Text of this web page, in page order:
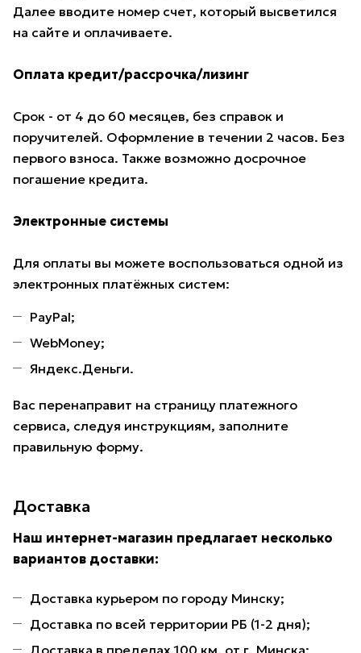
Далее вводите номер счет, который высветился
на сайте и оплачиваете.
Оплата кредит/рассрочка/лизинг
Срок - от 4 до 60 месяцев, без справок и
поручителей. Оформление в течении 2 часов. Без
первого взноса. Также возможно досрочное
погашение кредита.
Электронные системы
Для оплаты вы можете воспользоваться одной из
электронных платёжных систем:
PayPal;
WebMoney;
Яндекс.Деньги.
Вас перенаправит на страницу платежного
сервиса, следуя инструкциям, заполните
правильную форму.
Доставка
Наш интернет-магазин предлагает несколько
вариантов доставки:
Доставка курьером по городу Минску;
Доставка по всей территории РБ (1-2 дня);